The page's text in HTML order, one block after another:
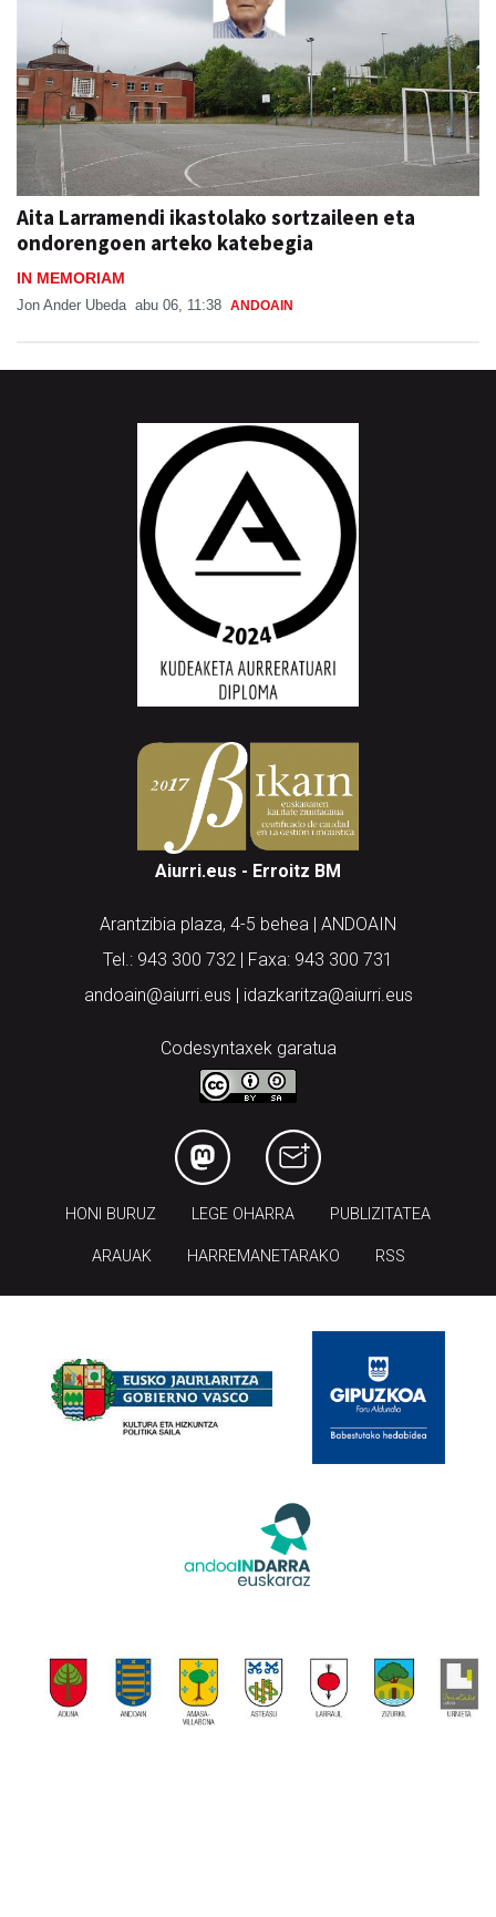
Aita Larramendi ikastolako sortzaileen eta
ondorengoen arteko katebegia
IN MEMORIAM
Jon Ander Ubeda abu 06, 11:38 ANDOAIN
Aiurri.eus - Erroitz BM
Arantzibia plaza, 4-5 behea | ANDOAIN
Tel.: 943 300 732 | Faxa: 943 300 731
andoain@aiurri.eus | idazkaritza@aiurri.eus
Codesyntaxek garatua
HONI BURUZ LEGE OHARRA PUBLIZITATEA
ARAUAK HARREMANETARAKO RSS